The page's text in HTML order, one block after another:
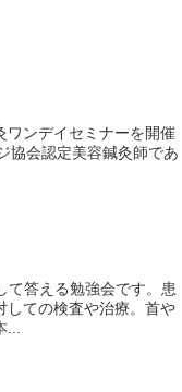
ワンデイセミナーを開催
協会認定美容鍼灸師であ
て答える勉強会です。患
しての検査や治療。首や